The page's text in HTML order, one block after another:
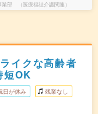
部 （医療福祉介護関連）
イクな高齢者
短OK
日が休み 残業なし